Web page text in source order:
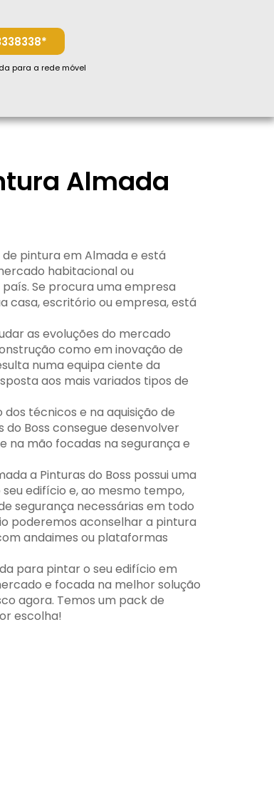
para a rede móvel
Almada
pintura em Almada e está
habitacional ou
Se procura uma empresa
casa, escritório ou empresa, está
as evoluções do mercado
como em inovação de
numa equipa ciente da
aos mais variados tipos de
técnicos e na aquisição de
Boss consegue desenvolver
na mão focadas na segurança e
a Pinturas do Boss possui uma
edifício e, ao mesmo tempo,
segurança necessárias em todo
poderemos aconselhar a pintura
andaimes ou plataformas
para pintar o seu edifício em
e focada na melhor solução
agora. Temos um pack de
escolha!